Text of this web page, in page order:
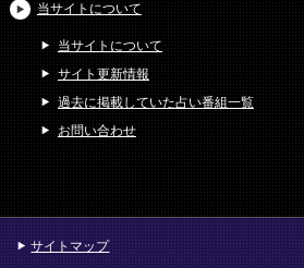
当サイトについて
当サイトについて
サイト更新情報
過去に掲載していた占い番組一覧
お問い合わせ
サイトマップ